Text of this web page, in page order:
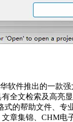
软件推出的一款
全文检索及高亮
式的帮助文件、专
章集锦、CHM电